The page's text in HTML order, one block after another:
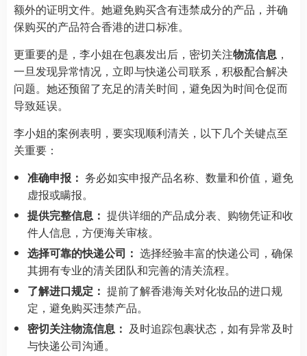
额外的证明文件。她避免购买含有违禁成分的产品，并确
保购买的产品符合香港的进口标准。
更重要的是，李小姐在包裹发出后，密切关注物流信息 ，
一旦发现异常情况，立即与快递公司联系，积极配合解决
问题。她还预留了充足的清关时间，避免因为时间仓促而
导致延误。
李小姐的案例表明，要实现顺利清关，以下几个关键点至
关重要：
准确申报： 务必如实申报产品名称、数量和价值，避免
虚报或瞒报。
提供完整信息： 提供详细的产品成分表、购物凭证和收
件人信息，方便海关审核。
选择可靠的快递公司： 选择经验丰富的快递公司，确保
其拥有专业的清关团队和完善的清关流程。
了解进口规定： 提前了解香港海关对化妆品的进口规
定，避免购买违禁产品。
密切关注物流信息： 及时追踪包裹状态，如有异常及时
与快递公司沟通。